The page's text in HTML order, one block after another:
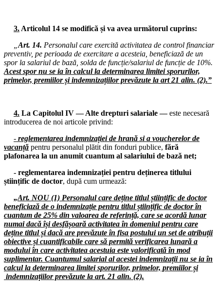
28.01.2026
25.01.2026
Consiliul de administrație al I.S.J. Hunedoara
23.01.2026
Colegiul Liderilor F.S.E. „Spiru Haret”
Biroul Executiv S.I.P. Județul Hunedoara
19.01.2026
Consiliul de administrație al I.S.J. Hunedoara
16.01.2026
Consiliul de administrație al I.S.J. Hunedoara
13.01.2026
Consiliul de administrație al I.S.J. Hunedoara
12.01.2026
Consiliul de administrație al I.S.J. Hunedoara
05.01.2026
Consiliul de administrație al I.S.J. Hunedoara
3. Articolul 14 se modifică și va avea următorul cuprins:
Art. 14. Personalul care exercită activitatea de control financiar
preventiv, pe perioada de exercitare a acesteia, beneficiază de un
spor la salariul de bază, solda de funcție/salariul de funcție de 10%.
Acest spor nu se ia în calcul la determinarea limitei sporurilor,
primelor, premiilor și indemnizațiilor prevăzute la art 21 alin. (2).”
4. La Capitolul IV — Alte drepturi salariale —este necesară
introducerea de noi articole privind:
- reglementarea indemnizației de hrană si a voucherelor de
vacanță pentru personalul plătit din fonduri publice, fără
plafonarea la un anumit cuantum al salariului de bază net;
- reglementarea indemnizației pentru deținerea titlului
științific de doctor, după cum urmează:
„Art. NOU (1) Personalul care deține titlul științific de doctor
beneficiază de o indemnizație pentru titlul științific de doctor în
cuantum de 25% din valoarea de referință, care se acordă lunar
numai dacă își desfășoară activitatea în domeniul pentru care
deține titlul și dacă are prevăzute în fisa postului un set de atribuții
obiective și cuantificabile care să permită verificarea lunară a
modului în care activitatea acestuia este valorificată în mod
suplimentar. Cuantumul salarial al acestei indemnizații nu se ia în
calcul la determinarea limitei sporurilor, primelor, premiilor și
indemnizațiilor prevăzute la art. 21 alin. (2).